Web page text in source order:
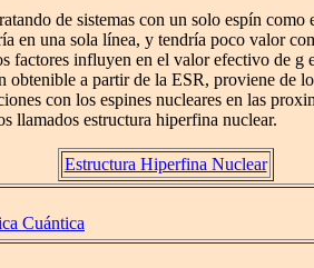
de sistemas con un solo espín como
en una sola línea, y tendría poco valor
factores influyen en el valor efectivo de g
obtenible a partir de la ESR, proviene de
con los espines nucleares en las
llamados estructura hiperfina nuclear.
Estructura Hiperfina Nuclear
Cuántica